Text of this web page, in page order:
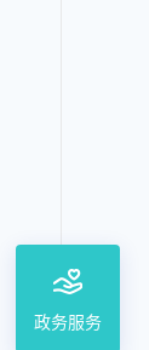
政务服务